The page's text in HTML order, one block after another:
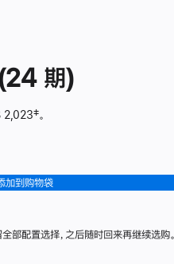
期)
2,023脚
‡。
加到购物袋
部配置选择，之后随时回来再继续选购。